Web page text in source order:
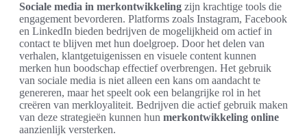
Sociale media in merkontwikkeling zijn krachtige tools die
engagement bevorderen. Platforms zoals Instagram, Facebook
en LinkedIn bieden bedrijven de mogelijkheid om actief in
contact te blijven met hun doelgroep. Door het delen van
verhalen, klantgetuigenissen en visuele content kunnen
merken hun boodschap effectief overbrengen. Het gebruik
van sociale media is niet alleen een kans om aandacht te
genereren, maar het speelt ook een belangrijke rol in het
creëren van merkloyaliteit. Bedrijven die actief gebruik maken
van deze strategieën kunnen hun merkontwikkeling online
aanzienlijk versterken.